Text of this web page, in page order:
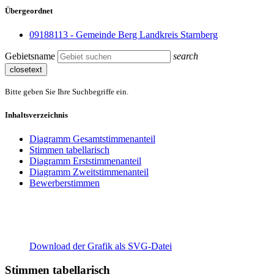
Übergeordnet
09188113 - Gemeinde Berg Landkreis Starnberg
Gebietsname search
closetext
Bitte geben Sie Ihre Suchbegriffe ein.
Inhaltsverzeichnis
Diagramm Gesamtstimmenanteil
Stimmen tabellarisch
Diagramm Erststimmenanteil
Diagramm Zweitstimmenanteil
Bewerberstimmen
Download der Grafik als SVG-Datei
Stimmen tabellarisch